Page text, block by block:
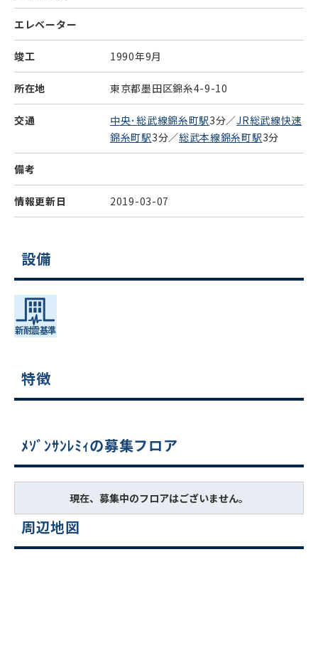
エレベーター
竣工 1990年9月
所在地 東京都墨田区錦糸4-9-10
交通 中央･総武線錦糸町駅3分／JR総武線快速
錦糸町駅3分／総武本線錦糸町駅3分
備考
情報更新日 2019-03-07
設備
特徴
ﾒｿﾞﾝｻﾝﾚﾐｨの募集フロア
現在、募集中のフロアはございません。
周辺地図